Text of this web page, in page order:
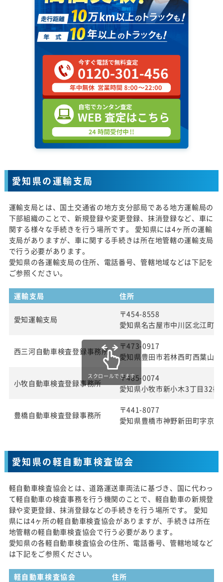
愛知県の運輸支局
運輸支局とは、国土交通省の地方支分部局である地方運輸局の
下部組織のことで、新規登録や変更登録、抹消登録など、車に
関する様々な手続きを行う場所です。 愛知県には4ヶ所の運輸
支局がありますが、車に関する手続きは所在地管轄の運輸支局
で行う必要があります。
愛知県の各運輸支局の住所、電話番号、管轄地域などは下記を
ご参照ください。
運輸支局 住所
愛知運輸支局
〒454-8558
愛知県名古屋市中川区北江町1
西三河自動車検査登録事務所
〒473-0917
愛知県豊田市若林西町西葉山46
小牧自動車検査登録事務所
〒485-0074
愛知県小牧市新小木3丁目32番
豊橋自動車検査登録事務所
〒441-8077
愛知県豊橋市神野新田町字京
スクロールできます
愛知県の軽自動車検査協会
軽自動車検査協会とは、道路運送車両法に基づき、国に代わっ
て軽自動車の検査事務を行う機関のことで、軽自動車の新規登
録や変更登録、抹消登録などの手続きを行う場所です。 愛知
県には4ヶ所の軽自動車検査協会がありますが、手続きは所在
地管轄の軽自動車検査協会で行う必要があります。
愛知県の各軽自動車検査協会の住所、電話番号、管轄地域など
は下記をご参照ください。
軽自動車検査協会 住所